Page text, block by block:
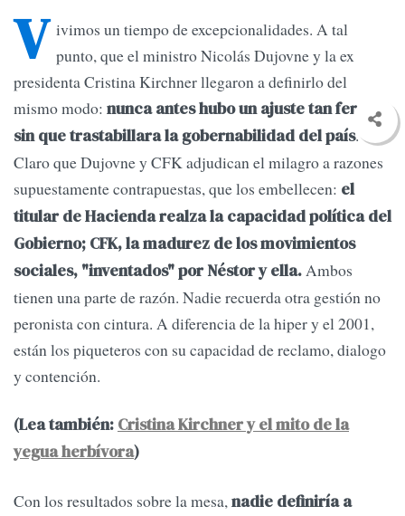
V ivimos un tiempo de excepcionalidades. A tal
punto, que el ministro Nicolás Dujovne y la ex
presidenta Cristina Kirchner llegaron a definirlo del
mismo modo: nunca antes hubo un ajuste tan feroz
sin que trastabillara la gobernabilidad del país.
Claro que Dujovne y CFK adjudican el milagro a razones
supuestamente contrapuestas, que los embellecen: el
titular de Hacienda realza la capacidad política del
Gobierno; CFK, la madurez de los movimientos
sociales, "inventados" por Néstor y ella.Ambos
tienen una parte de razón. Nadie recuerda otra gestión no
peronista con cintura. A diferencia de la hiper y el 2001,
están los piqueteros con su capacidad de reclamo, dialogo
y contención.
(Lea también: Cristina Kirchner y el mito de la
yegua herbívora)
Con los resultados sobre la mesa,nadie definiría a